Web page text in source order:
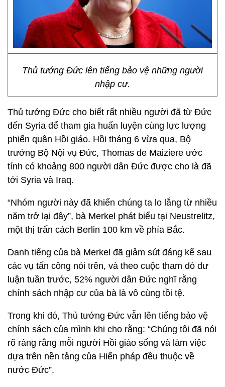
Thủ tướng Đức lên tiếng bảo vệ những người
nhập cư.
Thủ tướng Đức cho biết rất nhiều người đã từ Đức
đến Syria để tham gia huấn luyện cùng lực lượng
phiến quân Hồi giáo. Hồi tháng 6 vừa qua, Bộ
trưởng Bộ Nội vụ Đức, Thomas de Maiziere ước
tính có khoảng 800 người dân Đức được cho là đã
tới Syria và Iraq.
“Nhóm người này đã khiến chúng ta lo lắng từ nhiều
năm trở lại đây”, bà Merkel phát biểu tại Neustrelitz,
một thị trấn cách Berlin 100 km về phía Bắc.
Danh tiếng của bà Merkel đã giảm sút đáng kể sau
các vụ tấn công nói trên, và theo cuộc tham dò dư
luận tuần trước, 52% người dân Đức nghĩ rằng
chính sách nhập cư của bà là vô cùng tồi tệ.
Trong khi đó, Thủ tướng Đức vẫn lên tiếng bảo vệ
chính sách của mình khi cho rằng: “Chúng tôi đã nói
rõ ràng rằng mỗi người Hồi giáo sống và làm việc
dựa trên nền tảng của Hiến pháp đều thuộc về
nước Đức”.